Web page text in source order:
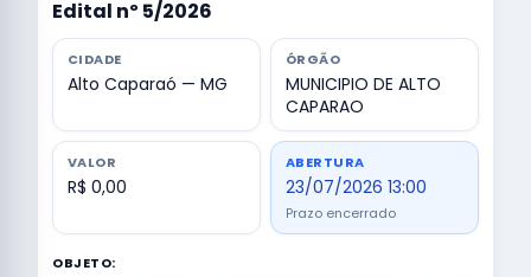
Edital nº 5/2026
CIDADE
Alto Caparaó — MG
ÓRGÃO
MUNICIPIO DE ALTO
CAPARAO
VALOR
R$ 0,00
ABERTURA
23/07/2026 13:00
Prazo encerrado
OBJETO: